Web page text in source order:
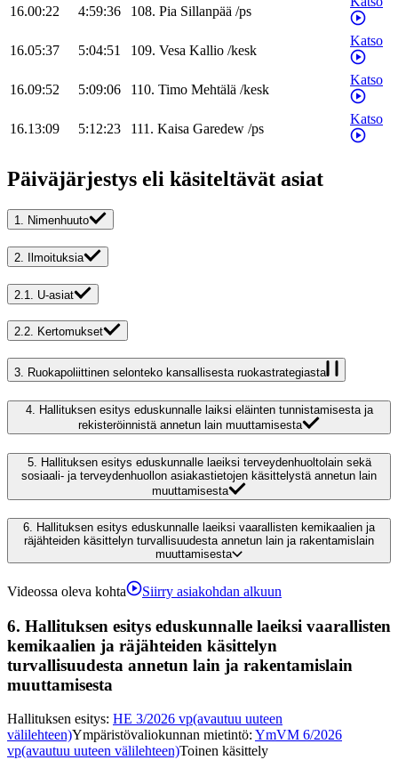
16.00:22 4:59:36 108. Pia Sillanpää /ps
16.05:37 5:04:51 109. Vesa Kallio /kesk
Katso
16.09:52 5:09:06 110. Timo Mehtälä /kesk
Katso
16.13:09 5:12:23 111. Kaisa Garedew /ps
Katso
Päiväjärjestys eli käsiteltävät asiat
1. Nimenhuuto
2. Ilmoituksia
2.1. U-asiat
2.2. Kertomukset
3. Ruokapoliittinen selonteko kansallisesta ruokastrategiasta
4.
Hallituksen esitys eduskunnalle laiksi eläinten tunnistamisesta ja
rekisteröinnistä annetun lain muuttamisesta
5. Hallituksen esitys eduskunnalle laeiksi terveydenhuoltolain sekä
sosiaali- ja terveydenhuollon asiakastietojen käsittelystä annetun lain
muuttamisesta
6. Hallituksen esitys eduskunnalle laeiksi vaarallisten kemikaalien ja
räjähteiden käsittelyn turvallisuudesta annetun lain ja rakentamislain
muuttamisesta
Videossa oleva kohta Siirry asiakohdan alkuun
6. Hallituksen esitys eduskunnalle laeiksi vaarallisten
kemikaalien ja räjähteiden käsittelyn
turvallisuudesta annetun lain ja rakentamislain
muuttamisesta
Hallituksen esitys: HE 3/2026 vp(avautuu uuteen
välilehteen)Ympäristövaliokunnan mietintö: YmVM 6/2026
vp(avautuu uuteen välilehteen)Toinen käsittely